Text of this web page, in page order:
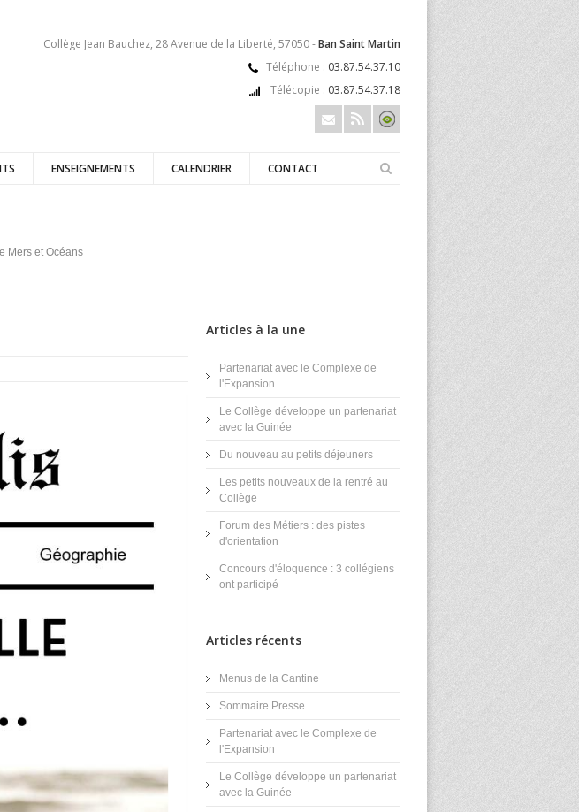
Collège Jean Bauchez, 28 Avenue de la Liberté, 57050 -Ban Saint Martin
Téléphone : 03.87.54.37.10
Télécopie : 03.87.54.37.18
ENSEIGNEMENTS CALENDRIER CONTACT
Mers et Océans
Articles à la une
Partenariat avec le Complexe de
l'Expansion
Le Collège développe un partenariat
avec la Guinée
Du nouveau au petits déjeuners
Les petits nouveaux de la rentré au
Collège
Forum des Métiers : des pistes
d'orientation
Concours d'éloquence : 3 collégiens
ont participé
Articles récents
Menus de la Cantine
Sommaire Presse
Partenariat avec le Complexe de
l'Expansion
Le Collège développe un partenariat
avec la Guinée